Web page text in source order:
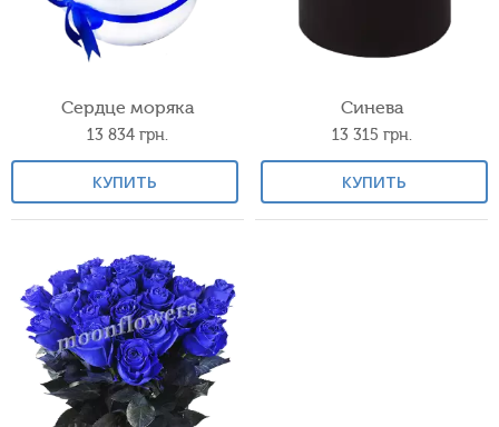
Сердце моряка
13 834 грн.
КУПИТЬ
Синева
13 315 грн.
КУПИТЬ